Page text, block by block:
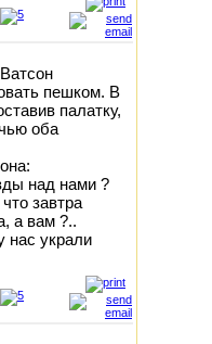
пешком. В
палатку,
оба
над нами ?
завтра
а вам ?..
нас украли